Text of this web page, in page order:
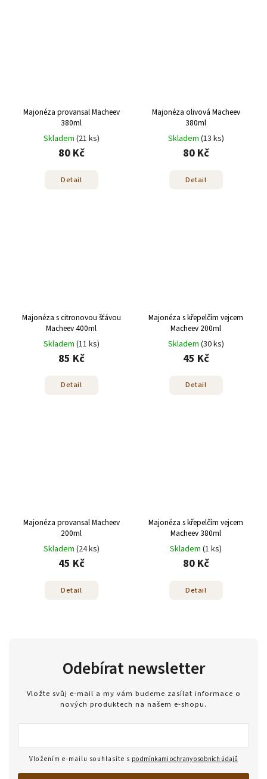
Majonéza provansal Macheev
380ml
Skladem (21 ks)
80 Kč
Detail
Majonéza olivová Macheev
380ml
Skladem (13 ks)
80 Kč
Detail
Majonéza s citronovou šťávou
Macheev 400ml
Skladem (11 ks)
85 Kč
Detail
Majonéza s křepelčím vejcem
Macheev 200ml
Skladem (30 ks)
45 Kč
Detail
Majonéza provansal Macheev
200ml
Skladem (24 ks)
45 Kč
Detail
Majonéza s křepelčím vejcem
Macheev 380ml
Skladem (1 ks)
80 Kč
Detail
Odebírat newsletter
Vložte svůj e-mail a my vám budeme zasílat informace o
nových produktech na našem e-shopu.
Vložením e-mailu souhlasíte s podmínkami ochrany osobních údajů